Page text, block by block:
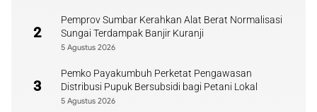
2
Pemprov Sumbar Kerahkan Alat Berat Normalisasi
Sungai Terdampak Banjir Kuranji
5 Agustus 2026
3
Pemko Payakumbuh Perketat Pengawasan
Distribusi Pupuk Bersubsidi bagi Petani Lokal
5 Agustus 2026